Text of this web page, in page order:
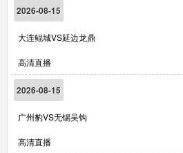
2026-08-15
大连鲲城VS延边龙鼎
高清直播
2026-08-15
广州豹VS无锡吴钩
高清直播